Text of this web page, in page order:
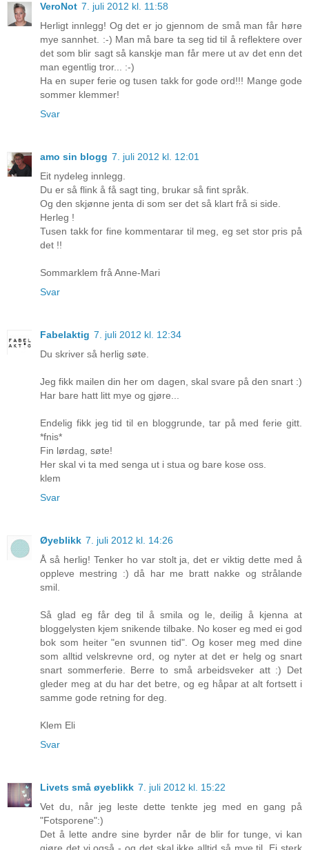
VeroNot 7. juli 2012 kl. 11:58
Herligt innlegg! Og det er jo gjennom de små man får høre
mye sannhet. :-) Man må bare ta seg tid til å reflektere over
det som blir sagt så kanskje man får mere ut av det enn det
man egentlig tror... :-)
Ha en super ferie og tusen takk for gode ord!!! Mange gode
sommer klemmer!
Svar
amo sin blogg 7. juli 2012 kl. 12:01
Eit nydeleg innlegg.
Du er så flink å få sagt ting, brukar så fint språk.
Og den skjønne jenta di som ser det så klart frå si side.
Herleg !
Tusen takk for fine kommentarar til meg, eg set stor pris på
det !!
Sommarklem frå Anne-Mari
Svar
Fabelaktig 7. juli 2012 kl. 12:34
Du skriver så herlig søte.
Jeg fikk mailen din her om dagen, skal svare på den snart :)
Har bare hatt litt mye og gjøre...
Endelig fikk jeg tid til en bloggrunde, tar på med ferie gitt.
*fnis*
Fin lørdag, søte!
Her skal vi ta med senga ut i stua og bare kose oss.
klem
Svar
Øyeblikk 7. juli 2012 kl. 14:26
Å så herlig! Tenker ho var stolt ja, det er viktig dette med å
oppleve mestring :) då har me bratt nakke og strålande
smil.
Så glad eg får deg til å smila og le, deilig å kjenna at
bloggelysten kjem snikende tilbake. No koser eg med ei god
bok som heiter "en svunnen tid". Og koser meg med dine
som alltid velskrevne ord, og nyter at det er helg og snart
snart sommerferie. Berre to små arbeidsveker att :) Det
gleder meg at du har det betre, og eg håpar at alt fortsett i
samme gode retning for deg.
Klem Eli
Svar
Livets små øyeblikk 7. juli 2012 kl. 15:22
Vet du, når jeg leste dette tenkte jeg med en gang på
"Fotsporene":)
Det å lette andre sine byrder når de blir for tunge, vi kan